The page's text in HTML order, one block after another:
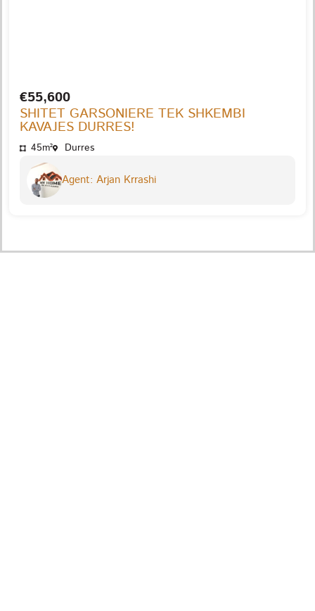
€55,600
SHITET GARSONIERE TEK SHKEMBI
KAVAJES DURRES!
45m² Durres
Agent: Arjan Krrashi